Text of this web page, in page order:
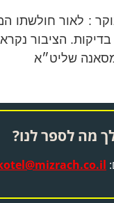
: לאור חולשתו
הציבור
שליט״א
מה לספר לנו?